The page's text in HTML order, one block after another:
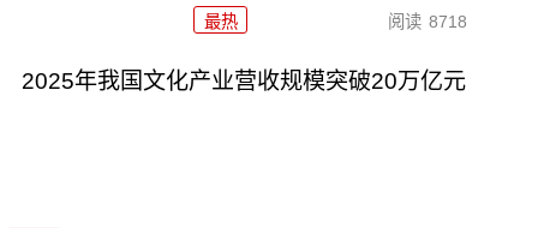
最热 阅读 8718
2025年我国文化产业营收规模突破20万亿元